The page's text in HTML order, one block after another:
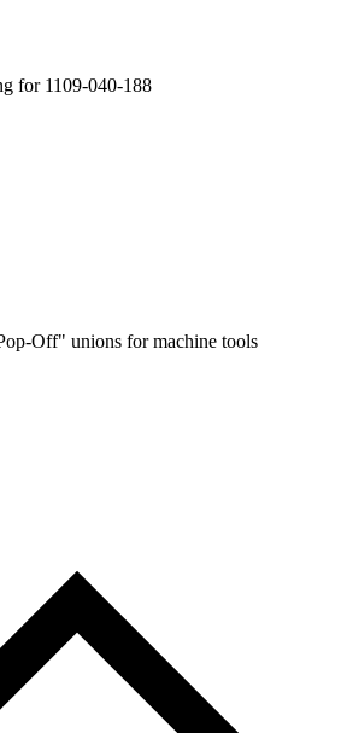
for 1109-040-188
Off" unions for machine tools